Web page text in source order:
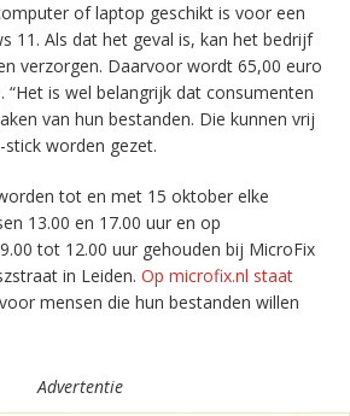
of laptop geschikt is voor een
11. Als dat het geval is, kan het bedrijf
verzorgen. Daarvoor wordt 65,00 euro
“Het is wel belangrijk dat consumenten
van hun bestanden. Die kunnen vrij
worden gezet.
tot en met 15 oktober elke
13.00 en 17.00 uur en op
tot 12.00 uur gehouden bij MicroFix
in Leiden. Op microfix.nl staat
mensen die hun bestanden willen
Advertentie